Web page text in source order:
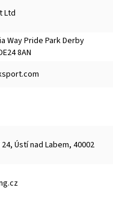
Ltd
Way Pride Park Derby
8AN
Ústí nad Labem, 40002